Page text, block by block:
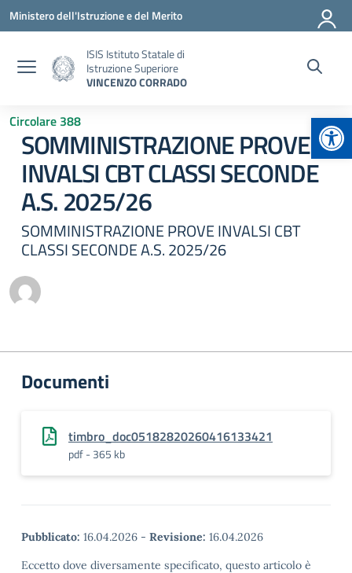
Vai ai contenuti
Vai al menu di navigazione
Vai al footer
Ministero dell'Istruzione e del Merito
ISIS Istituto Statale di
Istruzione Superiore
VINCENZO CORRADO
Circolare 388
SOMMINISTRAZIONE PROVE
INVALSI CBT CLASSI SECONDE
A.S. 2025/26
SOMMINISTRAZIONE PROVE INVALSI CBT
CLASSI SECONDE A.S. 2025/26
Documenti
timbro_doc05182820260416133421
pdf - 365 kb
Pubblicato: 16.04.2026 - Revisione: 16.04.2026
Eccetto dove diversamente specificato, questo articolo è